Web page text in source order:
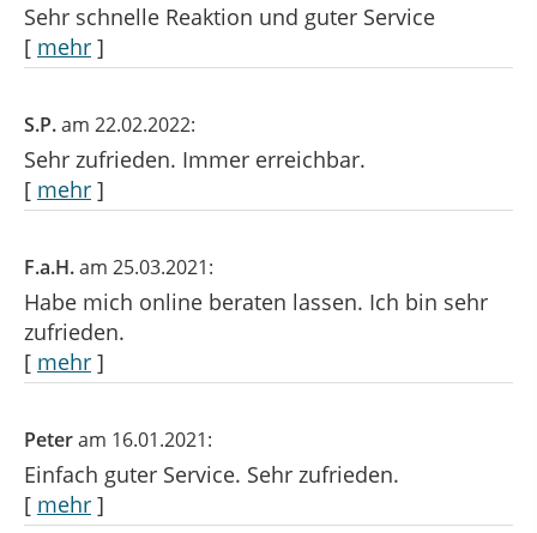
Sehr schnelle Reaktion und guter Service
[ mehr ]
S.P.am 22.02.2022:
Sehr zufrieden. Immer erreichbar.
[ mehr ]
F.a.H.am 25.03.2021:
Habe mich online beraten lassen. Ich bin sehr
zufrieden.
[ mehr ]
Peteram 16.01.2021:
Einfach guter Service. Sehr zufrieden.
[ mehr ]